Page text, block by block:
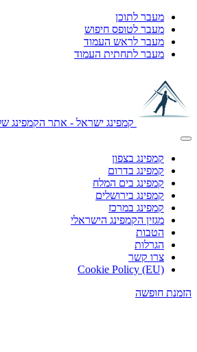
מעבר לתוכן
מעבר לטופס חיפוש
מעבר לראש העמוד
מעבר לתחתית העמוד
קמפינג ישראל - אתר הקמפינג
קמפינג בצפון
קמפינג בדרום
קמפינג בים המלח
קמפינג בירושלים
קמפינג במרכז
מגזין הקמפינג הישראלי
הטבות
הגרלות
צרו קשר
Cookie Policy (EU)
הזמנת חופשה